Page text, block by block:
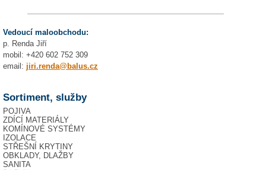
Vedoucí maloobchodu:
p. Renda Jiří
mobil: +420 602 752 309
email: jiri.renda@balus.cz
Sortiment, služby
POJIVA
ZDÍCÍ MATERIÁLY
KOMÍNOVÉ SYSTÉMY
IZOLACE
STŘEŠNÍ KRYTINY
OBKLADY, DLAŽBY
SANITA